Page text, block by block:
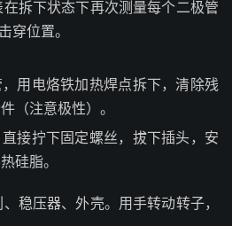
拆下状态下再次测量每个二极管
穿位置。
用电烙铁加热焊点拆下，清除残
（注意极性）。
接拧下固定螺丝，拔下插头，安
硅脂。
稳压器、外壳。用手转动转子，